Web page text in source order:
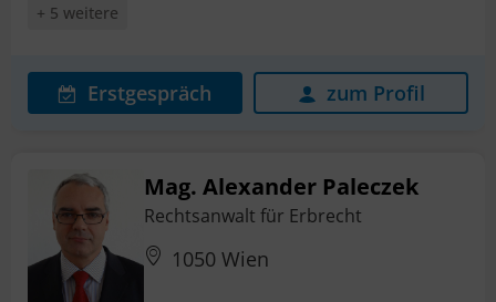
+ 5 weitere
Erstgespräch zum Profil
Mag. Alexander Paleczek
Rechtsanwalt für Erbrecht
1050 Wien